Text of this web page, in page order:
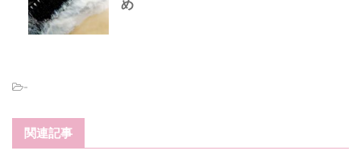
め
-
関連記事